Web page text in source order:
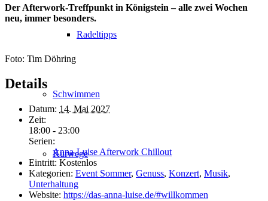
Radeltipps
Schwimmen
Kurwege
Der Afterwork-Treffpunkt in Königstein – alle zwei Wochen
neu, immer besonders.
Foto: Tim Döhring
Details
Datum: 14. Mai 2027
Zeit:
18:00 - 23:00
Serien:
Anna-Luise Afterwork Chillout
Eintritt: Kostenlos
Kategorien: Event Sommer, Genuss, Konzert, Musik,
Unterhaltung
Website: https://das-anna-luise.de/#willkommen